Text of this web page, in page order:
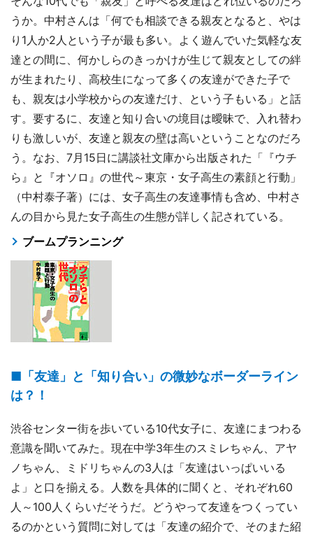
うか。中村さんは「何でも相談できる親友となると、やは
り1人か2人という子が最も多い。よく遊んでいた気軽な友
達との間に、何かしらのきっかけが生じて親友としての絆
が生まれたり、高校生になって多くの友達ができた子で
も、親友は小学校からの友達だけ、という子もいる」と話
す。要するに、友達と知り合いの境目は曖昧で、入れ替わ
りも激しいが、友達と親友の壁は高いということなのだろ
う。なお、7月15日に講談社文庫から出版された「『ウチ
ら』と『オソロ』の世代～東京・女子高生の素顔と行動」
（中村泰子著）には、女子高生の友達事情も含め、中村さ
んの目から見た女子高生の生態が詳しく記されている。
ブームプランニング
■「友達」と「知り合い」の微妙なボーダーライン
は？！
渋谷センター街を歩いている10代女子に、友達にまつわる
意識を聞いてみた。現在中学3年生のスミレちゃん、アヤ
ノちゃん、ミドリちゃんの3人は「友達はいっぱいいる
よ」と口を揃える。人数を具体的に聞くと、それぞれ60
人～100人くらいだそうだ。どうやって友達をつくってい
るのかという質問に対しては「友達の紹介で、そのまた紹